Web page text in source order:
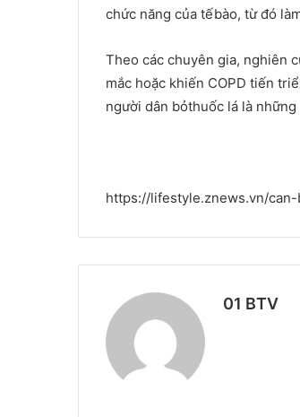
chức năng của tếbào, từ đó
Theo các chuyên gia, nghiên
mắc hoặc khiến COPD tiến
người dân bỏthuốc lá là
https://lifestyle.znews.vn/
01 BTV